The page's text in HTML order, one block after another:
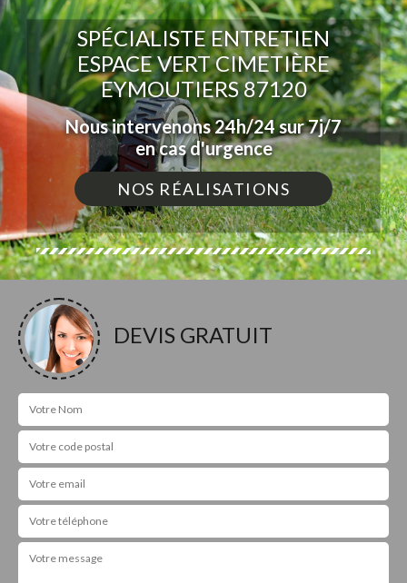
SPÉCIALISTE ENTRETIEN
ESPACE VERT CIMETIÈRE
EYMOUTIERS 87120
Nous intervenons 24h/24 sur 7j/7
en cas d'urgence
NOS RÉALISATIONS
DEVIS GRATUIT